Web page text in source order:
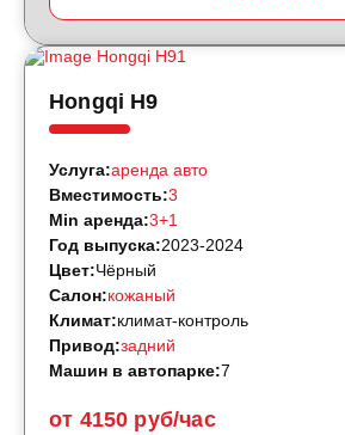
Hongqi H9
от 4150 руб/час
Услуга:аренда авто
Вместимость:3
Min аренда:3+1
Год выпуска:2023-2024
Цвет:Чёрный
Салон:кожаный
Климат:климат-контроль
Привод:задний
Машин в автопарке:7